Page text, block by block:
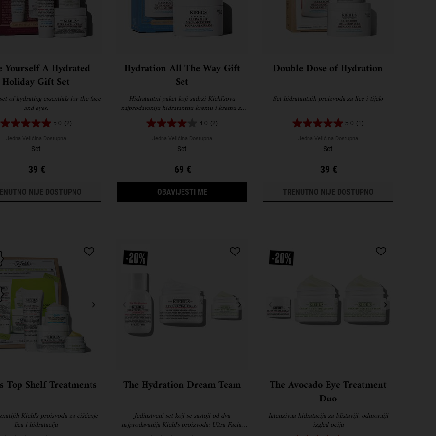
Yourself A Hydrated
Holiday Gift Set
of hydrating essentials for the face
and eyes.
5.0 (2)
Jedna Veličina Dostupna
Set
39 €
NIJE DOSTUPNO HAVE YOURSELF A HYDRATED HOLIDAY GIFT SET
Hydration All The Way Gift
Set
Hidratantni paket koji sadrži Kiehl'sovu
najprodavaniju hidratantnu kremu i kremu za
tijelo za glatku, hidratiziranu kožu.
4.0 (2)
Jedna Veličina Dostupna
Set
69 €
OBAVIJESTI ME KADA HYDRATION ALL THE WAY GIFT SET BUDE DOSTUPAN/
Double Dose of Hydration
Set hidratantnih proizvoda za lice i tijelo
5.0 (1)
Jedna Veličina Dostupna
Set
39 €
TRENUTNO NIJE DOSTUPNO
Top Shelf Treatments
Kiehl's proizvoda za čišćenje
lica i hidrataciju
The Hydration Dream Team
Jedinstveni set koji se sastoji od dva
najprodavanija Kiehl's proizvoda: Ultra Facial
The Avocado Eye Treatment
Duo
Intenzivna hidratacija za blistaviji, odmorniji
izgled očiju